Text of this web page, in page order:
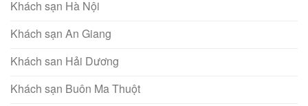
Khách sạn Hà Nội
Khách sạn An Giang
Khách san Hải Dương
Khách sạn Buôn Ma Thuột